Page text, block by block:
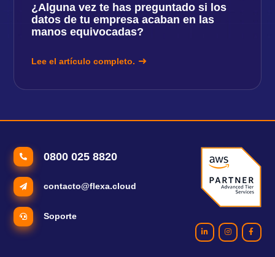
¿Alguna vez te has preguntado si los
datos de tu empresa acaban en las
manos equivocadas?
Lee el artículo completo.
0800 025 8820
contacto@flexa.cloud
Soporte